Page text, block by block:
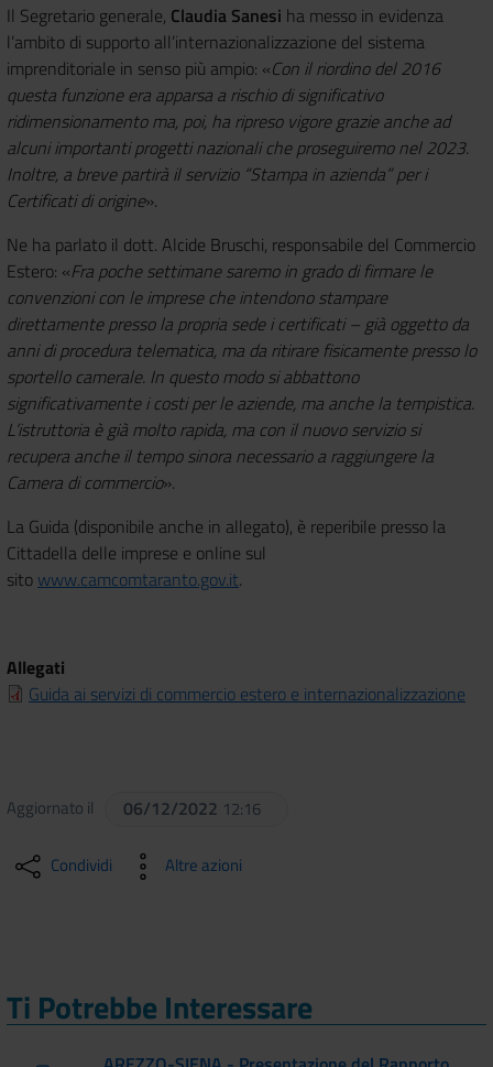
Il Segretario generale, Claudia Sanesi ha messo in evidenza
l’ambito di supporto all’internazionalizzazione del sistema
imprenditoriale in senso più ampio: «Con il riordino del 2016
questa funzione era apparsa a rischio di significativo
ridimensionamento ma, poi, ha ripreso vigore grazie anche ad
alcuni importanti progetti nazionali che proseguiremo nel 2023.
Inoltre, a breve partirà il servizio “Stampa in azienda” per i
Certificati di origine».
Ne ha parlato il dott. Alcide Bruschi, responsabile del Commercio
Estero: «Fra poche settimane saremo in grado di firmare le
convenzioni con le imprese che intendono stampare
direttamente presso la propria sede i certificati – già oggetto da
anni di procedura telematica, ma da ritirare fisicamente presso lo
sportello camerale. In questo modo si abbattono
significativamente i costi per le aziende, ma anche la tempistica.
L’istruttoria è già molto rapida, ma con il nuovo servizio si
recupera anche il tempo sinora necessario a raggiungere la
Camera di commercio».
La Guida (disponibile anche in allegato), è reperibile presso la
Cittadella delle imprese e online sul
sito www.camcomtaranto.gov.it.
Allegati
Guida ai servizi di commercio estero e internazionalizzazione
Aggiornato il 06/12/2022 12:16
Condividi Altre azioni
Ti Potrebbe Interessare